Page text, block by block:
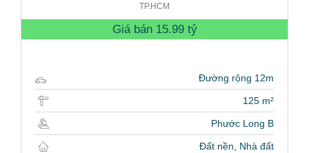
TP.HCM
Giá bán 15.99 tỷ
Đường rộng 12m
125 m²
Phước Long B
Đất nền, Nhà đất